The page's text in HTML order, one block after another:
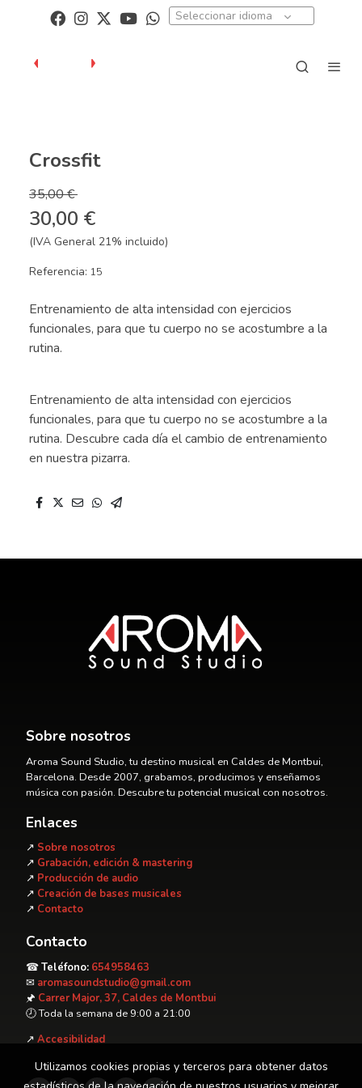
Seleccionar idioma
Crossfit
35,00 €
30,00 €
(IVA General 21% incluido)
Referencia: 15
Entrenamiento de alta intensidad con ejercicios
funcionales, para que tu cuerpo no se acostumbre a la
rutina.
Entrenamiento de alta intensidad con ejercicios
funcionales, para que tu cuerpo no se acostumbre a la
rutina. Descubre cada día el cambio de entrenamiento
en nuestra pizarra.
Sobre nosotros
Aroma Sound Studio, tu destino musical en Caldes de Montbui,
Barcelona. Desde 2007, grabamos, producimos y enseñamos
música con pasión. Descubre tu potencial musical con nosotros.
Enlaces
↗ Sobre nosotros
↗ Grabación, edición & mastering
↗ Producción de audio
↗ Creación de bases musicales
↗ Contacto
Contacto
☎Teléfono: 654958463
✉ aromasoundstudio@gmail.com
🖈 Carrer Major, 37, Caldes de Montbui
🕗︎ Toda la semana de 9:00 a 21:00
↗ Accesibilidad
Utilizamos cookies propias y terceros para obtener datos